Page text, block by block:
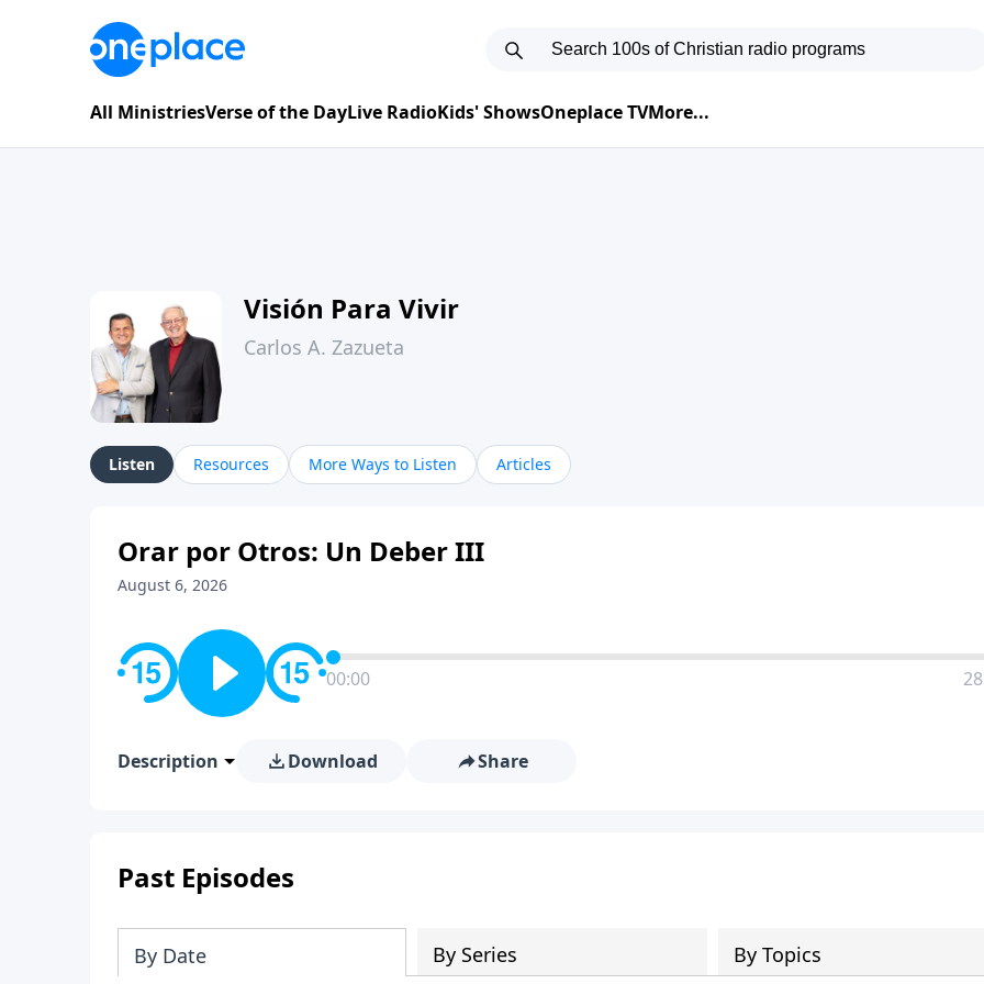
All MinistriesVerse of the DayLive RadioKids' ShowsOneplace TVMore...
Visión Para Vivir
Carlos A. Zazueta
Listen Resources More Ways to Listen Articles
Orar por Otros: Un Deber III
August 6, 2026
00:00
Description Download Share
Past Episodes
By Date By Series By Topics